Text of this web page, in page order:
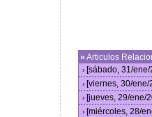
» Articulos
› [sábado, 31/
› [viernes, 30/
› [jueves, 29/ene/
› [miércoles, 28/